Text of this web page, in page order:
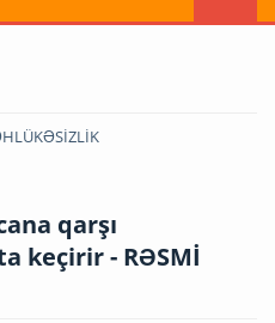
qarşı
keçirir - RƏSMİ